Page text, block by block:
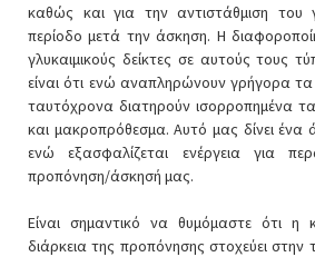
καθώς και για την αντιστάθμιση του
περίοδο μετά την άσκηση. Η
γλυκαιμικούς δείκτες σε αυτούς τους
είναι ότι ενώ αναπληρώνουν γρήγορα τα
ταυτόχρονα διατηρούν ισορροπημένα
και μακροπρόθεσμα. Αυτό μας δίνει ένα
ενώ εξασφαλίζεται ενέργεια για
προπόνηση/άσκησή μας.
Είναι σημαντικό να θυμόμαστε ότι
διάρκεια της προπόνησης στοχεύει